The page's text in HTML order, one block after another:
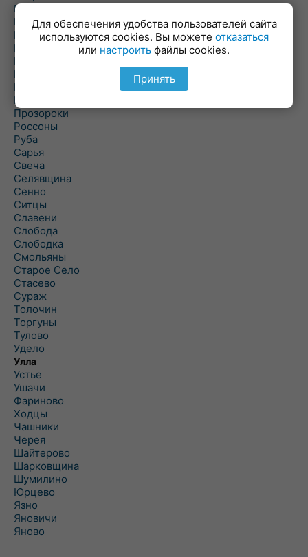
Пальминка
Парафьяново
Плисса
Повятье
Погоща
Подсвилье
Полоцк
Поставы
Прозороки
Россоны
Руба
Сарья
Свеча
Селявщина
Сенно
Ситцы
Славени
Слобода
Слободка
Смольяны
Старое Село
Стасево
Сураж
Толочин
Торгуны
Тулово
Удело
Улла
Устье
Ушачи
Фариново
Ходцы
Чашники
Черея
Шайтерово
Шарковщина
Шумилино
Юрцево
Язно
Яновичи
Яново
Для обеспечения удобства пользователей сайта
используются cookies. Вы можете отказаться
или настроить файлы cookies.
Принять